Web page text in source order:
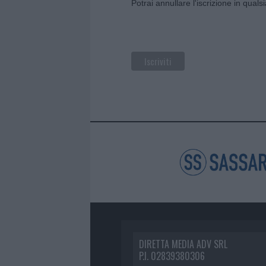
Potrai annullare l'iscrizione in
DIRETTA MEDIA ADV SRL
P.I. 02839380306